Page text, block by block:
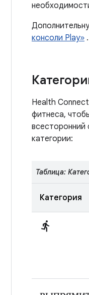
консоли Play» .
Health
фитнеса,
всесторонний
категории:
Таблица:
Категория
directions_run